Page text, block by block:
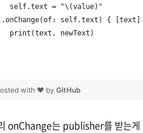
self.text = "\(value)"
self.text) {
print(text, newText)
with ❤ by GitHub
onChange는 publisher를 받는게